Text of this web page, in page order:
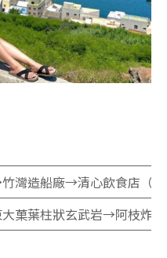
灣造船廠→清心飲食店（
菓葉柱狀玄武岩→阿枝炸